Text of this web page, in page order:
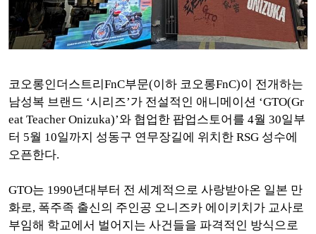
코오롱인더스트리FnC부문(이하 코오롱FnC)이 전개하는
남성복 브랜드 ‘시리즈’가 전설적인 애니메이션 ‘GTO(Gr
eat Teacher Onizuka)’와 협업한 팝업스토어를 4월 30일부
터 5월 10일까지 성동구 연무장길에 위치한 RSG 성수에
오픈한다.
GTO는 1990년대부터 전 세계적으로 사랑받아온 일본 만
화로, 폭주족 출신의 주인공 오니즈카 에이키치가 교사로
부임해 학교에서 벌어지는 사건들을 파격적인 방식으로